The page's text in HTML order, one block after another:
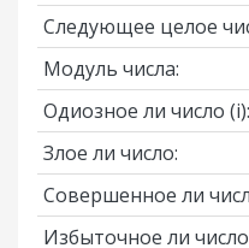
Следующее целое
Модуль числа:
Одиозное ли число (i):
Злое ли число:
Совершенное ли
Избыточное ли